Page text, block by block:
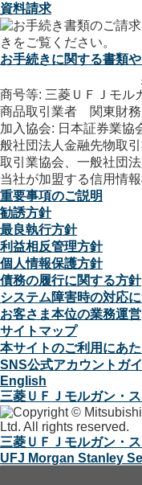
資料請求
お手続きに関する書類
商号等: 三菱ＵＦＪモ
商品取引業者 関東財
加入協会: 日本証券業協
般社団法人金融先物取
取引業協会、一般社団
当社が加盟する信用情
重要事項のご説明
勧誘方針
最良執行方針
利益相反管理方針
個人情報保護方針
債務の履行に関する方針
システム障害時の対応
お客さま本位の業務運営
サイトマップ
本サイトのご利用にあ
SNS公式アカウントガ
English
三菱ＵＦＪモルガン・
三菱ＵＦＪモルガン・
UFJ Morgan Stanley